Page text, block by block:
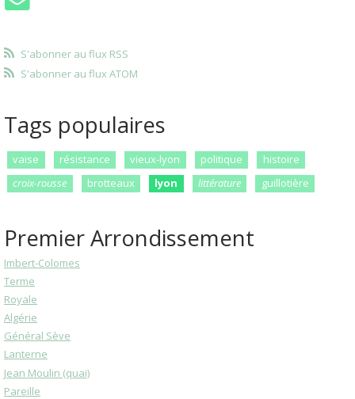
S'abonner au flux RSS
S'abonner au flux ATOM
Tags populaires
vaise résistance vieux-lyon politique
histoire
croix-rousse
brotteaux lyon littérature guillotière
Premier Arrondissement
Imbert-Colomes
Terme
Royale
Algérie
Général Sève
Lanterne
Jean Moulin (quai)
Pareille